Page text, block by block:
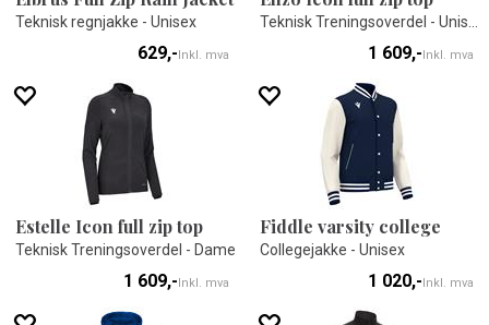
Teknisk regnjakke - Unisex
629,-Inkl. mva 1 609,-Inkl. mva
Estelle Icon full zip top
Teknisk Treningsoverdel - Dame
1 609,-Inkl. mva
Fiddle varsity college
Collegejakke - Unisex
1 020,-Inkl. mva